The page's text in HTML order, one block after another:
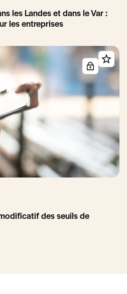
les Landes et dans le Var :
les entreprises
des seuils de